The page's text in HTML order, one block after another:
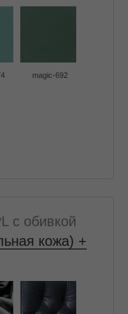
magic-692
с обивкой
кожа) +